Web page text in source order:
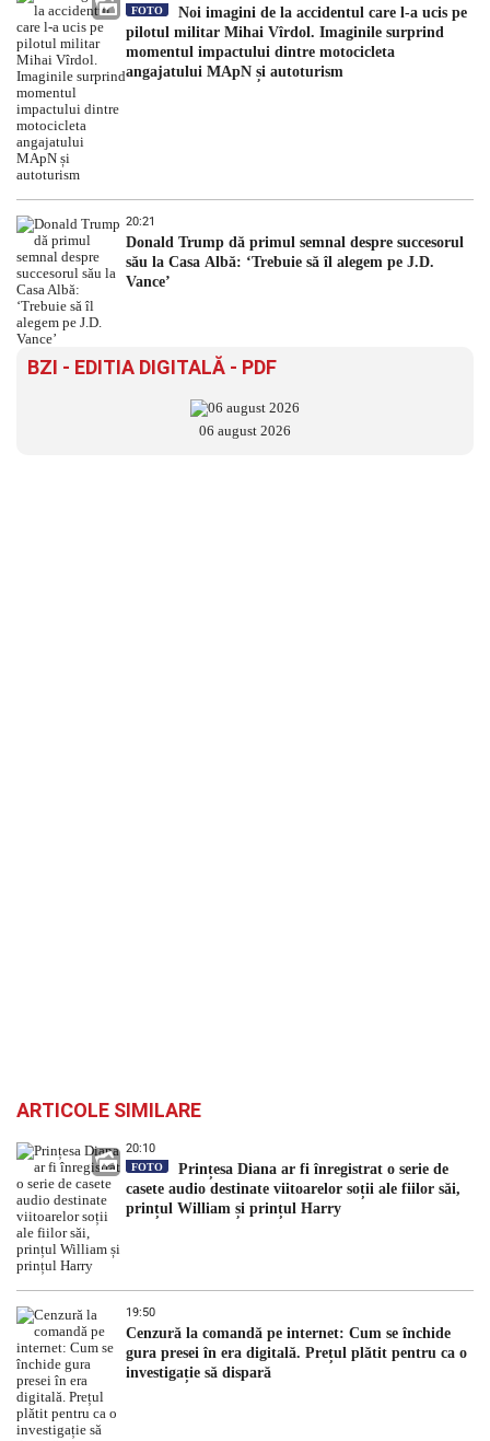
FOTO
Noi imagini de la accidentul care l-a ucis pe
pilotul militar Mihai Vîrdol. Imaginile surprind
momentul impactului dintre motocicleta
angajatului MApN și autoturism
20:21
Donald Trump dă primul semnal despre succesorul
său la Casa Albă: ‘Trebuie să îl alegem pe J.D.
Vance’
BZI - EDITIA DIGITALĂ - PDF
06 august 2026
ARTICOLE SIMILARE
20:10
FOTO
Prințesa Diana ar fi înregistrat o serie de
casete audio destinate viitoarelor soții ale fiilor săi,
prințul William și prințul Harry
19:50
Cenzură la comandă pe internet: Cum se închide
gura presei în era digitală. Prețul plătit pentru ca o
investigație să dispară